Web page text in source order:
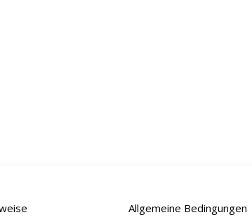
Allgemeine Bedingungen